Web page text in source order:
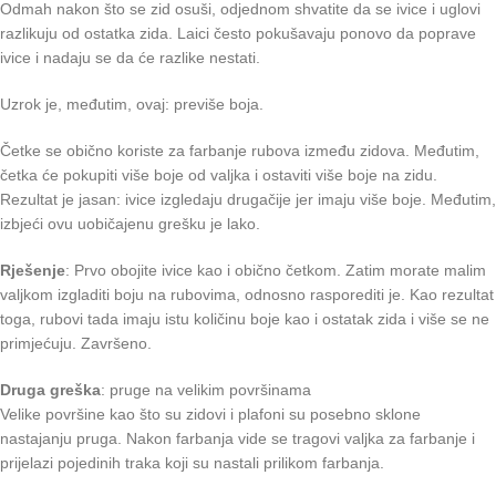
Odmah nakon što se zid osuši, odjednom shvatite da se ivice i uglovi
razlikuju od ostatka zida. Laici često pokušavaju ponovo da poprave
ivice i nadaju se da će razlike nestati.
Uzrok je, međutim, ovaj: previše boja.
Četke se obično koriste za farbanje rubova između zidova. Međutim,
četka će pokupiti više boje od valjka i ostaviti više boje na zidu.
Rezultat je jasan: ivice izgledaju drugačije jer imaju više boje. Međutim,
izbjeći ovu uobičajenu grešku je lako.
Rješenje: Prvo obojite ivice kao i obično četkom. Zatim morate malim
valjkom izgladiti boju na rubovima, odnosno rasporediti je. Kao rezultat
toga, rubovi tada imaju istu količinu boje kao i ostatak zida i više se ne
primjećuju. Završeno.
Druga greška: pruge na velikim površinama
Velike površine kao što su zidovi i plafoni su posebno sklone
nastajanju pruga. Nakon farbanja vide se tragovi valjka za farbanje i
prijelazi pojedinih traka koji su nastali prilikom farbanja.